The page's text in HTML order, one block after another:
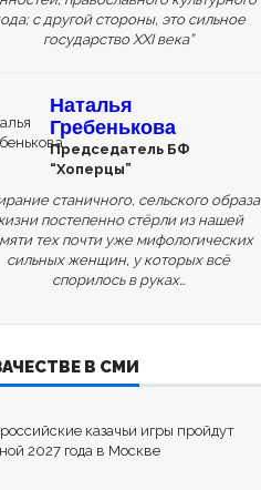
с другой стороны, это сильное
государство XXI века”
Наталья
Гребенькова
Председатель БФ
“Хоперцы”
станичного, сельского образа
постепенно стёрли из нашей
тех почти уже мифологических
сильных женщин, у которых всё
спорилось в руках…
В СМИ
казачьи игры пройдут
2027 года в Москве